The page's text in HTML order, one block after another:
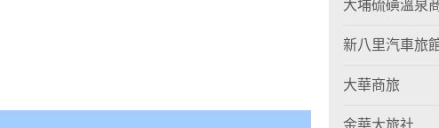
大埔硫磺溫泉
新八里汽車旅
大華商旅
金華大旅社